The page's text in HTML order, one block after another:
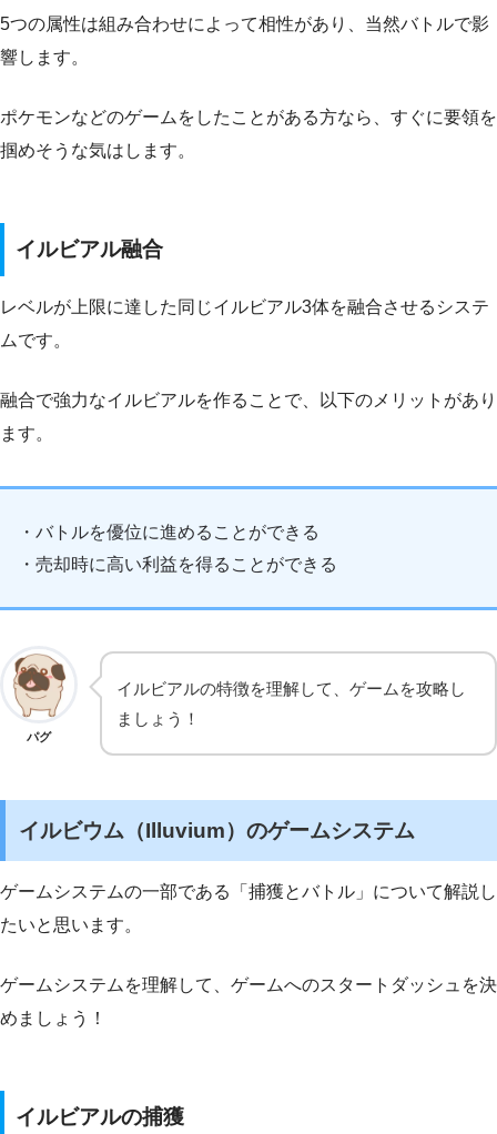
5つの属性は組み合わせによって相性があり、当然バトルで影
響します。
ポケモンなどのゲームをしたことがある方なら、すぐに要領を
掴めそうな気はします。
イルビアル融合
レベルが上限に達した同じイルビアル3体を融合させるシステ
ムです。
融合で強力なイルビアルを作ることで、以下のメリットがあり
ます。
・バトルを優位に進めることができる
・売却時に高い利益を得ることができる
パグ
イルビアルの特徴を理解して、ゲームを攻略し
ましょう！
イルビウム（Illuvium）のゲームシステム
ゲームシステムの一部である「捕獲とバトル」について解説し
たいと思います。
ゲームシステムを理解して、ゲームへのスタートダッシュを決
めましょう！
イルビアルの捕獲